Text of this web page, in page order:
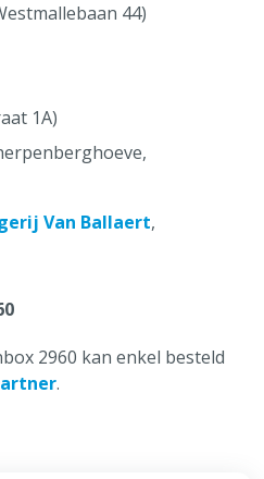
44)
1A)
Van Ballaert,
2960 kan enkel besteld
.